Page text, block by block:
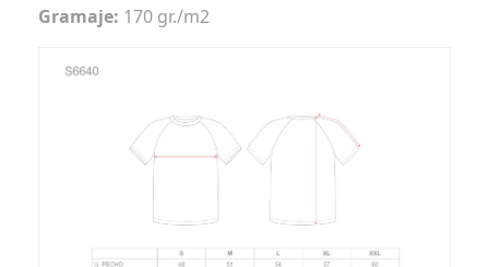
Gramaje: 170 gr./m2